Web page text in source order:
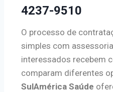
4237-9510
O processo de
simples com
interessados recebem
comparam diferentes
SulAmérica Saúde